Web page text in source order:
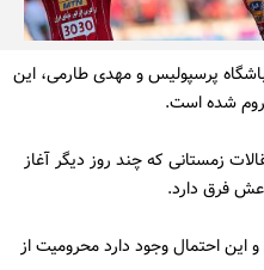
باشگاه پرسپولیس و مهدی طارمی، این
زمستانی که چند روز دیگر آغاز
فرق دارد.
این احتمال وجود دارد محرومیت از